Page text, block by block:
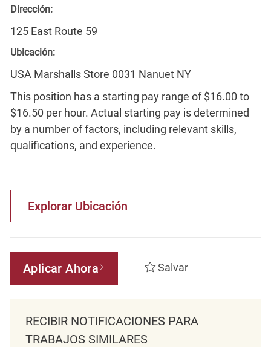
Dirección:
125 East Route 59
Ubicación:
USA Marshalls Store 0031 Nanuet NY
This position has a starting pay range of $16.00 to
$16.50 per hour. Actual starting pay is determined
by a number of factors, including relevant skills,
qualifications, and experience.
Explorar Ubicación
Aplicar Ahora Salvar
RECIBIR NOTIFICACIONES PARA
TRABAJOS SIMILARES